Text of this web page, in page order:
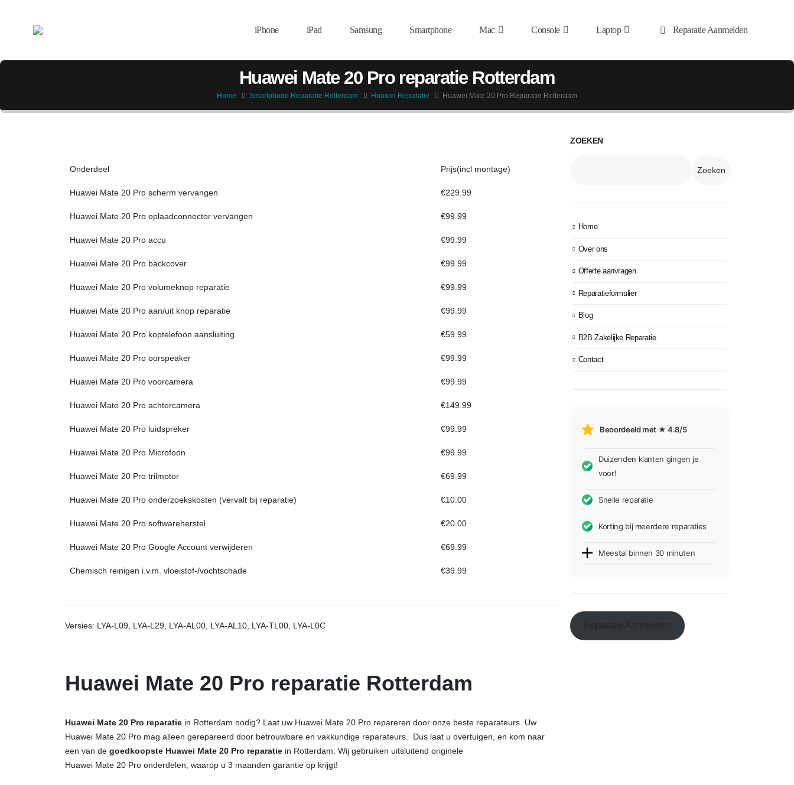
iPhone iPad Samsung Smartphone Mac Console Laptop Reparatie Aanmelden
Huawei Mate 20 Pro reparatie Rotterdam
Home Smartphone Reparatie Rotterdam Huawei Reparatie Huawei Mate 20 Pro Reparatie Rotterdam
Onderdeel Prijs(incl montage)
Huawei Mate 20 Pro scherm vervangen €229.99
Huawei Mate 20 Pro oplaadconnector vervangen €99.99
Huawei Mate 20 Pro accu €99.99
Huawei Mate 20 Pro backcover €99.99
Huawei Mate 20 Pro volumeknop reparatie €99.99
Huawei Mate 20 Pro aan/uit knop reparatie €99.99
Huawei Mate 20 Pro koptelefoon aansluiting €59.99
Huawei Mate 20 Pro oorspeaker €99.99
Huawei Mate 20 Pro voorcamera €99.99
Huawei Mate 20 Pro achtercamera €149.99
Huawei Mate 20 Pro luidspreker €99.99
Huawei Mate 20 Pro Microfoon €99.99
Huawei Mate 20 Pro trilmotor €69.99
Huawei Mate 20 Pro onderzoekskosten (vervalt bij reparatie) €10.00
Huawei Mate 20 Pro softwareherstel €20.00
Huawei Mate 20 Pro Google Account verwijderen €69.99
Chemisch reinigen i.v.m. vloeistof-/vochtschade €39.99
Versies: LYA-L09, LYA-L29, LYA-AL00, LYA-AL10, LYA-TL00, LYA-L0C
Huawei Mate 20 Pro reparatie Rotterdam
Huawei Mate 20 Pro reparatie in Rotterdam nodig? Laat uw Huawei Mate 20 Pro repareren door onze beste reparateurs. Uw
Huawei Mate 20 Pro mag alleen gerepareerd door betrouwbare en vakkundige reparateurs. Dus laat u overtuigen, en kom naar
een van de goedkoopste Huawei Mate 20 Pro reparatie in Rotterdam. Wij gebruiken uitsluitend originele
Huawei Mate 20 Pro onderdelen, waarop u 3 maanden garantie op krijgt!
ZOEKEN
Zoeken
Home
Over ons
Offerte aanvragen
Reparatieformulier
Blog
B2B Zakelijke Reparatie
Contact
Beoordeeld met ★ 4.8/5
Duizenden klanten gingen je
voor!
Snelle reparatie
Korting bij meerdere reparaties
Meestal binnen 30 minuten